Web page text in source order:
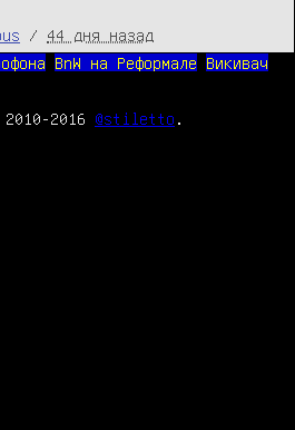
/ 44 дня назад
BnW на Реформале
Викивач
2016 @stiletto